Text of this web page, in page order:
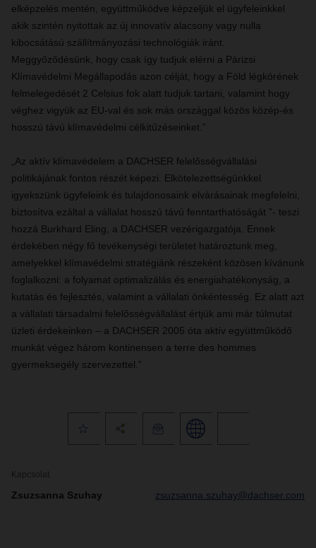
elképzelés mentén, együttműködve képzeljük el ügyfeleinkkel
akik szintén nyitottak az új innovatív alacsony vagy nulla
kibocsátású szállítmányozási technológiák iránt.
Meggyőződésünk, hogy csak így tudjuk elérni a Párizsi
Klímavédelmi Megállapodás azon célját, hogy a Föld légkörének
felmelegedését 2 Celsius fok alatt tudjuk tartani, valamint hogy
véghez vigyük az EU-val és sok más országgal közös közép-és
hosszú távú klímavédelmi célkitűzéseinket.”
„Az aktív klímavédelem a DACHSER felelősségvállalási
politikájának fontos részét képezi. Elkötelezettségünkkel
igyekszünk ügyfeleink és tulajdonosaink elvárásainak megfelelni,
biztosítva ezáltal a vállalat hosszú távú fenntarthatóságát ”- teszi
hozzá Burkhard Eling, a DACHSER vezérigazgatója. Ennek
érdekében négy fő tevékenységi területet határoztunk meg,
amelyekkel klímavédelmi stratégiánk részeként közösen kívánunk
foglalkozni: a folyamat optimalizálás és energiahatékonyság, a
kutatás és fejlesztés, valamint a vállalati önkéntesség. Ez alatt azt
a vállalati társadalmi felelősségvállalást értjük ami már túlmutat
üzleti érdekeinken – a DACHSER 2005 óta aktív együttműködő
munkát végez három kontinensen a terre des hommes
gyermeksegély szervezettel.”
Kapcsolat
Zsuzsanna Szuhay zsuzsanna.szuhay@dachser.com